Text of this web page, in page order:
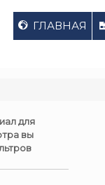
ГЛАВНАЯ
для
вы